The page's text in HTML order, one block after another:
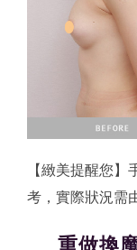
【緻美提醒您
考，實際狀況需
重做換